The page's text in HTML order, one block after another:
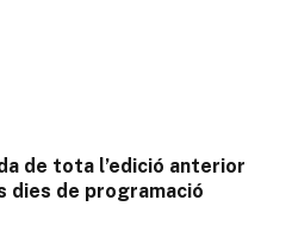
de tota l’edició anterior
dies de programació